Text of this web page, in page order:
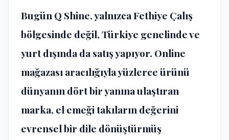
Bugün Q Shine, yalnızca Fethiye Çalış
bölgesinde değil, Türkiye genelinde ve
yurt dışında da satış yapıyor. Online
mağazası aracılığıyla yüzlerce ürünü
dünyanın dört bir yanına ulaştıran
marka, el emeği takıların değerini
evrensel bir dile dönüştürmüş